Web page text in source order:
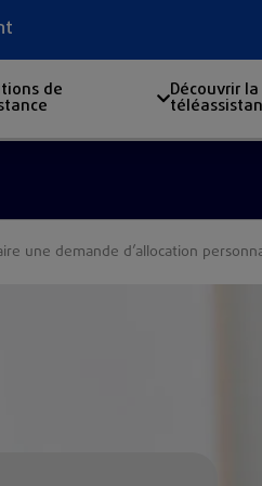
de Découvrir la
une demande d’allocation